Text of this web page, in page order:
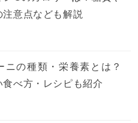
注意点なども解説
ニの種類・栄養素とは？
食べ方・レシピも紹介